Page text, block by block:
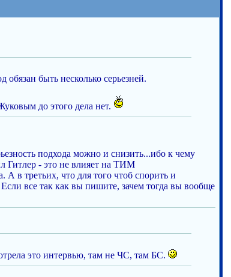
быть несколько серьезней.
до этого дела нет.
подхода можно и снизить...ибо к чему
Гитлер - это не влияет на ТИМ
А в третьих, что для того чтоб спорить и
все так как вы пишите, зачем тогда вы вообще
это интервью, там не ЧС, там БС.